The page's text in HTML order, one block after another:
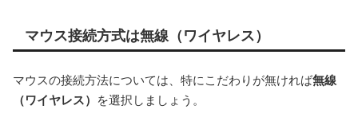
マウス接続方式は無線（ワイヤレス）
マウスの接続方法については、特にこだわりが無ければ無線
（ワイヤレス）
を選択しましょう。